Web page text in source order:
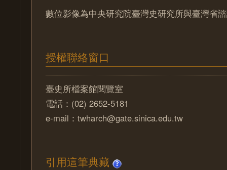
數位影像為中央研究院臺灣史研究所與臺灣省
授權聯絡窗口
臺史所檔案館閱覽室
電話：(02) 2652-5181
e-mail：twharch@gate.sinica.edu.tw
引用這筆典藏